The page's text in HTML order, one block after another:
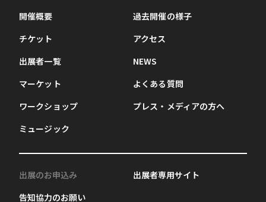
開催概要
チケット
出展者一覧
マーケット
ワークショップ
ミュージック
過去開催の様子
アクセス
NEWS
よくある質問
プレス・メディアの方へ
出展のお申込み
告知協力のお願い
出展者専用サイト